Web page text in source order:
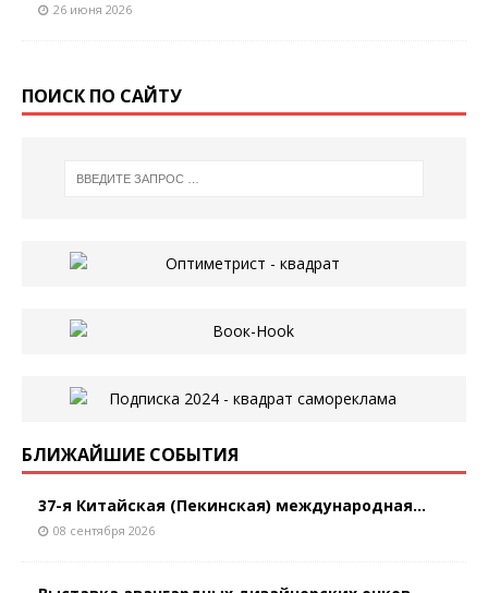
26 июня 2026
ПОИСК ПО САЙТУ
БЛИЖАЙШИЕ СОБЫТИЯ
37-я Китайская (Пекинская) международная...
08 сентября 2026